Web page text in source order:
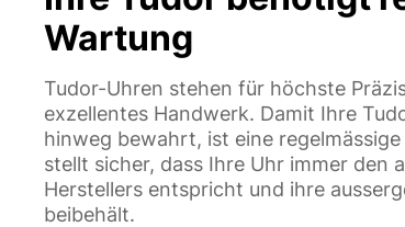
Wartung
Tudor-Uhren stehen für höchste
exzellentes Handwerk. Damit Ihre
hinweg bewahrt, ist eine
stellt sicher, dass Ihre Uhr immer den
Herstellers entspricht und ihre
beibehält.